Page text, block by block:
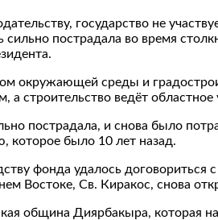
государство не
пострадала во время
окружающей среды и
а строительство ведёт
пострадала, и снова было
которое было 10 лет назад.
фонда удалось договориться
Востоке, Св. Киракос, снова
община Диярбакыра, которая